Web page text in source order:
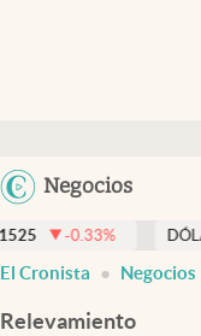
Negocios
Members
Economía y Política
Finanzas y Mercados
Mercados Online
DÓLAR TARJETA $
El Cronista Negocios
Relevamiento